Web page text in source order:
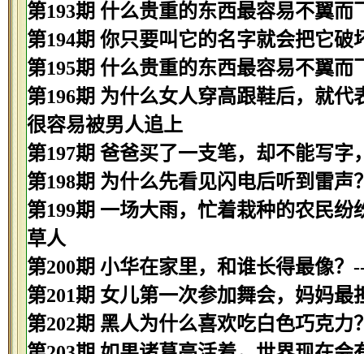
第193期 什么贵重的东西最容易不翼而
第194期 你只要叫它的名字就会把它
第195期 什么贵重的东西最容易不翼而
第196期 为什么女人穿高跟鞋后，就
很容易被男人追上
第197期 爸爸买了一支笔，却不能写
第198期 为什么先看见闪电后听到雷
第199期 一场大雨，忙着栽种的农民
草人
第200期 小华在家里，和谁长得最像？
第201期 女儿第一次参加舞会，妈妈
第202期 黑人为什么喜欢吃白色巧克